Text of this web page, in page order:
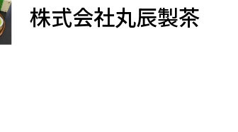
株式会社丸辰製茶